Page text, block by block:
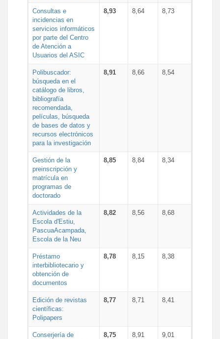
Consultas e
incidencias en
servicios informáticos
por parte del Centro
de Atención a
Usuarios del ASIC
8,93 8,64 8,73
Polibuscador:
búsqueda en el
catálogo de libros,
bibliografía
recomendada,
películas, búsqueda
de bases de datos y
recursos electrónicos
para la investigación
8,91 8,66 8,54
Gestión de la
preinscripción y
matrícula en
programas de
doctorado
8,85 8,84 8,34
Actividades de la
Escola d'Estiu,
PascuaAcampada,
Escola de la Neu
8,82 8,56 8,68
Préstamo
interbibliotecario y
obtención de
documentos
8,78 8,15 8,38
Edición de revistas
científicas:
Polipapers
8,77 8,71 8,41
Conserjería de
8,75 8,91 9,01